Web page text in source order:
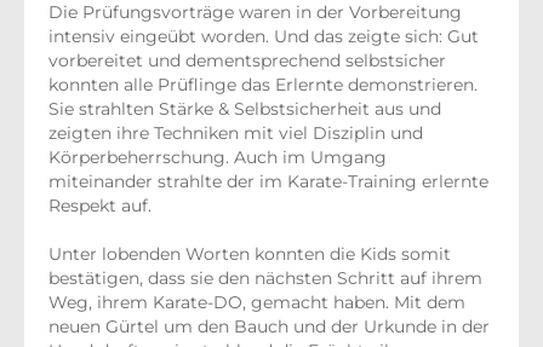
Die Prüfungsvorträge waren in der Vorbereitung
intensiv eingeübt worden. Und das zeigte sich: Gut
vorbereitet und dementsprechend selbstsicher
konnten alle Prüflinge das Erlernte demonstrieren.
Sie strahlten Stärke & Selbstsicherheit aus und
zeigten ihre Techniken mit viel Disziplin und
Körperbeherrschung. Auch im Umgang
miteinander strahlte der im Karate-Training erlernte
Respekt auf.
Unter lobenden Worten konnten die Kids somit
bestätigen, dass sie den nächsten Schritt auf ihrem
Weg, ihrem Karate-DO, gemacht haben. Mit dem
neuen Gürtel um den Bauch und der Urkunde in der